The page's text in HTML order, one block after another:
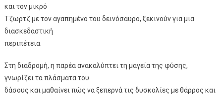
και τον μικρό
Τζωρτζ με τον αγαπημένο του δεινόσαυρο, ξεκινούν για μια
διασκεδαστική
περιπέτεια.
Στη διαδρομή, η παρέα ανακαλύπτει τη μαγεία της φύσης,
γνωρίζει τα πλάσματα του
δάσους και μαθαίνει πώς να ξεπερνά τις δυσκολίες με θάρρος και